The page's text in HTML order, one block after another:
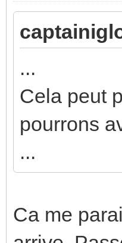
...
Cela peut
pourrons
...
Ca me